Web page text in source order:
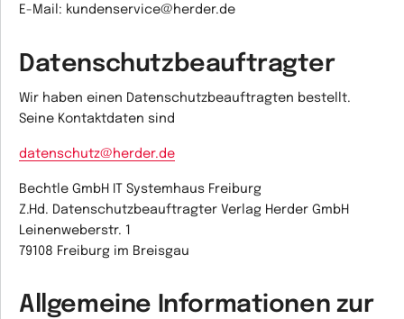
E-Mail: kundenservice@herder.de
Datenschutzbeauftragter
Wir haben einen Datenschutzbeauftragten bestellt.
Seine Kontaktdaten sind
datenschutz@herder.de
Bechtle GmbH IT Systemhaus Freiburg
Z.Hd. Datenschutzbeauftragter Verlag Herder GmbH
Leinenweberstr. 1
79108 Freiburg im Breisgau
Allgemeine Informationen zur